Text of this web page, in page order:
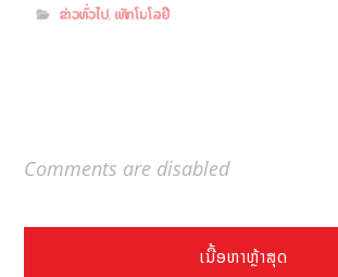
ຂ່າວທົ່ວໄປ ເທັກໂນໂລຢີ
Comments are disabled
ເນື້ອຫາຫຼ້າສຸດ